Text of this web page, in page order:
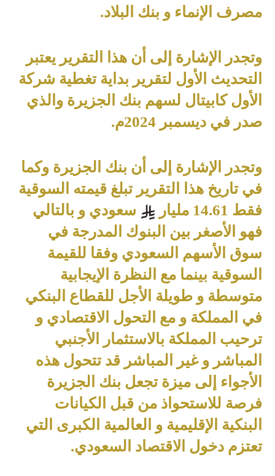
مصرف الإنماء و بنك البلاد.
وتجدر الإشارة إلى أن هذا التقرير يعتبر
التحديث الأول لتقرير بداية تغطية شركة
الأول كابيتال لسهم بنك الجزيرة والذي
صدر في ديسمبر 2024م
.
وتجدر الإشارة إلى أن بنك الجزيرة وكما
في تاريخ هذا التقرير تبلغ قيمته السوقية
فقط 14.61 مليار
سعودي و بالتالي
فهو الأصغر بين البنوك المدرجة في
سوق الأسهم السعودي وفقا للقيمة
السوقية بينما مع النظرة الإيجابية
متوسطة و طويلة الأجل للقطاع البنكي
في المملكة و مع التحول الاقتصادي و
ترحيب المملكة بالاستثمار الأجنبي
المباشر و غير المباشر قد تتحول هذه
الأجواء إلى ميزة تجعل بنك الجزيرة
فرصة للاستحواذ من قبل الكيانات
البنكية الإقليمية و العالمية الكبرى التي
تعتزم دخول الاقتصاد السعودي.